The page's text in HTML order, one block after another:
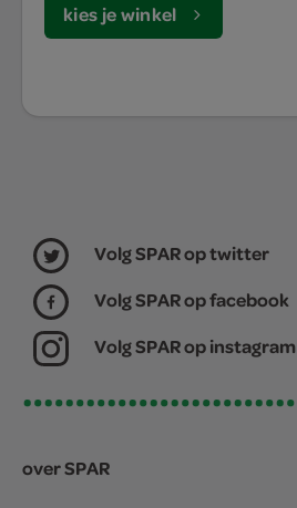
kies je winkel
Volg SPAR op twitter
Volg SPAR op facebook
Volg SPAR op instagram
over SPAR